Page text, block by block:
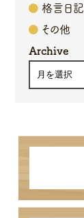
格言日記
その他
Archive